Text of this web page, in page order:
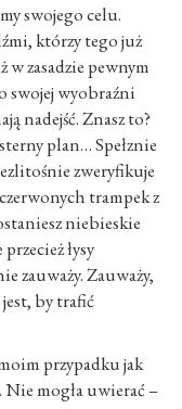
swojego celu.
którzy tego już
w zasadzie pewnym
swojej wyobraźni
nadejść. Znasz to?
plan… Spełznie
zweryfikuje
trampek z
niebieskie
łysy
zauważy. Zauważy,
by trafić
przypadku jak
mogła uwierać –